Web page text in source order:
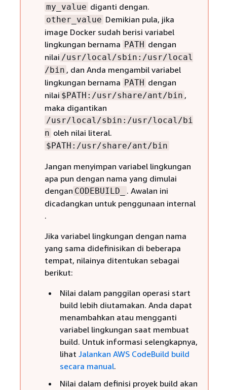
my_value diganti dengan.
other_value Demikian pula, jika
image Docker sudah berisi variabel
lingkungan bernama PATH dengan
nilai /usr/local/sbin:/usr/local
/bin , dan Anda mengambil variabel
lingkungan bernama PATH dengan
nilai $PATH:/usr/share/ant/bin ,
maka digantikan
/usr/local/sbin:/usr/local/bi
n oleh nilai literal.
$PATH:/usr/share/ant/bin
Jangan menyimpan variabel lingkungan
apa pun dengan nama yang dimulai
dengan CODEBUILD_
. Awalan ini
dicadangkan untuk penggunaan internal
.
Jika variabel lingkungan dengan nama
yang sama didefinisikan di beberapa
tempat, nilainya ditentukan sebagai
berikut:
Nilai dalam panggilan operasi start
build lebih diutamakan. Anda dapat
menambahkan atau mengganti
variabel lingkungan saat membuat
build. Untuk informasi selengkapnya,
lihat Jalankan AWS CodeBuild build
secara manual.
Nilai dalam definisi proyek build akan